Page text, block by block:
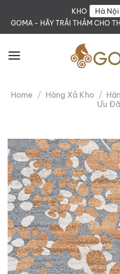
KHO
GOMA - HÃY TRẢI THẢM CHO
Home / Hàng Xả Kho /
Ưu